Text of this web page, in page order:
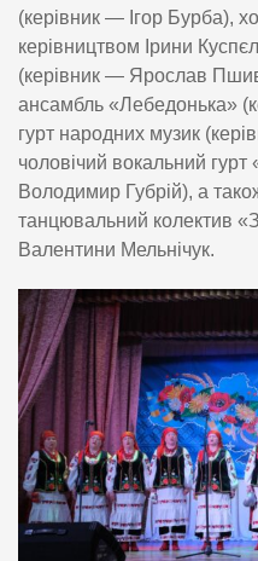
(керівник — Ігор Бурба),
керівництвом Ірини
(керівник — Ярослав
ансамбль «Лебедонька»
гурт народних музик
чоловічий вокальний
Володимир Губрій), а
танцювальний колектив
Валентини Мельнічук.